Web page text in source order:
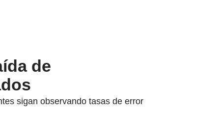
de
sigan observando tasas de error